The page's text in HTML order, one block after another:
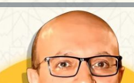
الدواء المصرية يشن حملة رقابية
لضبط المنشآت الطبية المخالفة.....